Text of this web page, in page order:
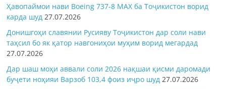
Ҳавопаймои нави Boeing 737-8 MAX ба Тоҷикистон ворид
карда шуд 27.07.2026
Донишгоҳи славянии Русияву Тоҷикистон дар соли нави
таҳсил бо як қатор навгониҳои муҳим ворид мегардад
27.07.2026
Дар шаш моҳи аввали соли 2026 нақшаи қисми даромади
буҷети ноҳияи Варзоб 103,4 фоиз иҷро шуд 27.07.2026